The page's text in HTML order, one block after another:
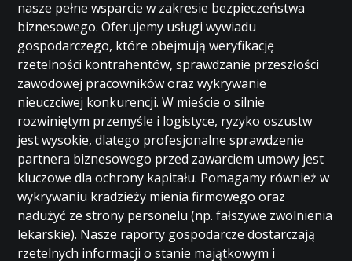
nasze pełne wsparcie w zakresie bezpieczeństwa
biznesowego. Oferujemy usługi wywiadu
gospodarczego, które obejmują weryfikację
rzetelności kontrahentów, sprawdzanie przeszłości
zawodowej pracowników oraz wykrywanie
nieuczciwej konkurencji. W mieście o silnie
rozwiniętym przemyśle i logistyce, ryzyko oszustw
jest wysokie, dlatego profesjonalne sprawdzenie
partnera biznesowego przed zawarciem umowy jest
kluczowe dla ochrony kapitału. Pomagamy również w
wykrywaniu kradzieży mienia firmowego oraz
nadużyć ze strony personelu (np. fałszywe zwolnienia
lekarskie). Nasze raporty gospodarcze dostarczają
rzetelnych informacji o stanie majątkowym i